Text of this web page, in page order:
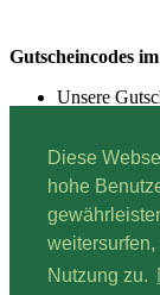
Diese
hohe
Nutzung zu.
Gutscheincodes
Unsere
Lesestoff:Mehr